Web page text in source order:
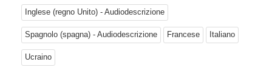
Inglese (regno Unito) - Audiodescrizione
Spagnolo (spagna) - Audiodescrizione Francese Italiano
Ucraino